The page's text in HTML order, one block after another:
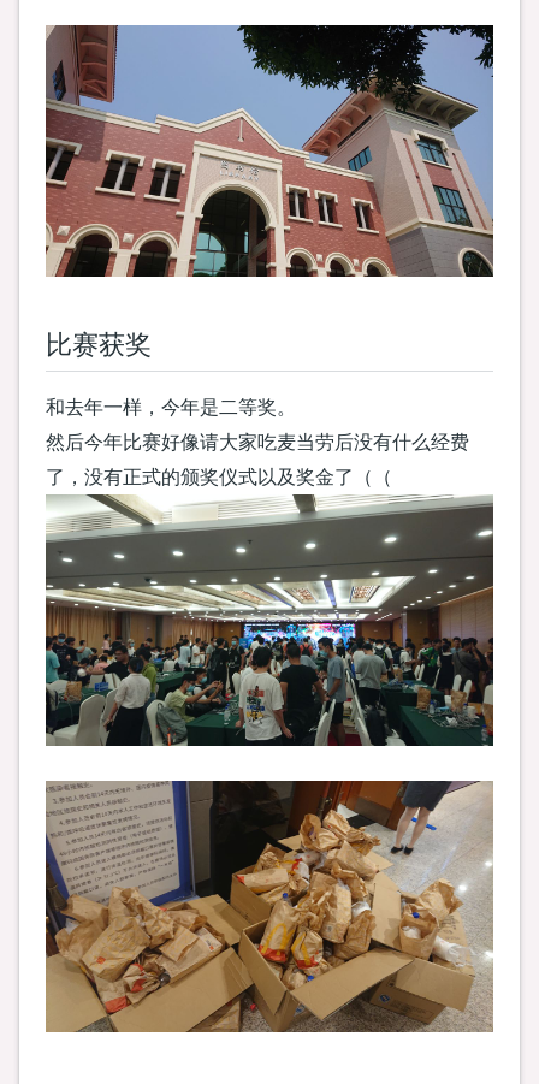
比赛获奖
和去年一样，今年是二等奖。
然后今年比赛好像请大家吃麦当劳后没有什么经费
了，没有正式的颁奖仪式以及奖金了（（